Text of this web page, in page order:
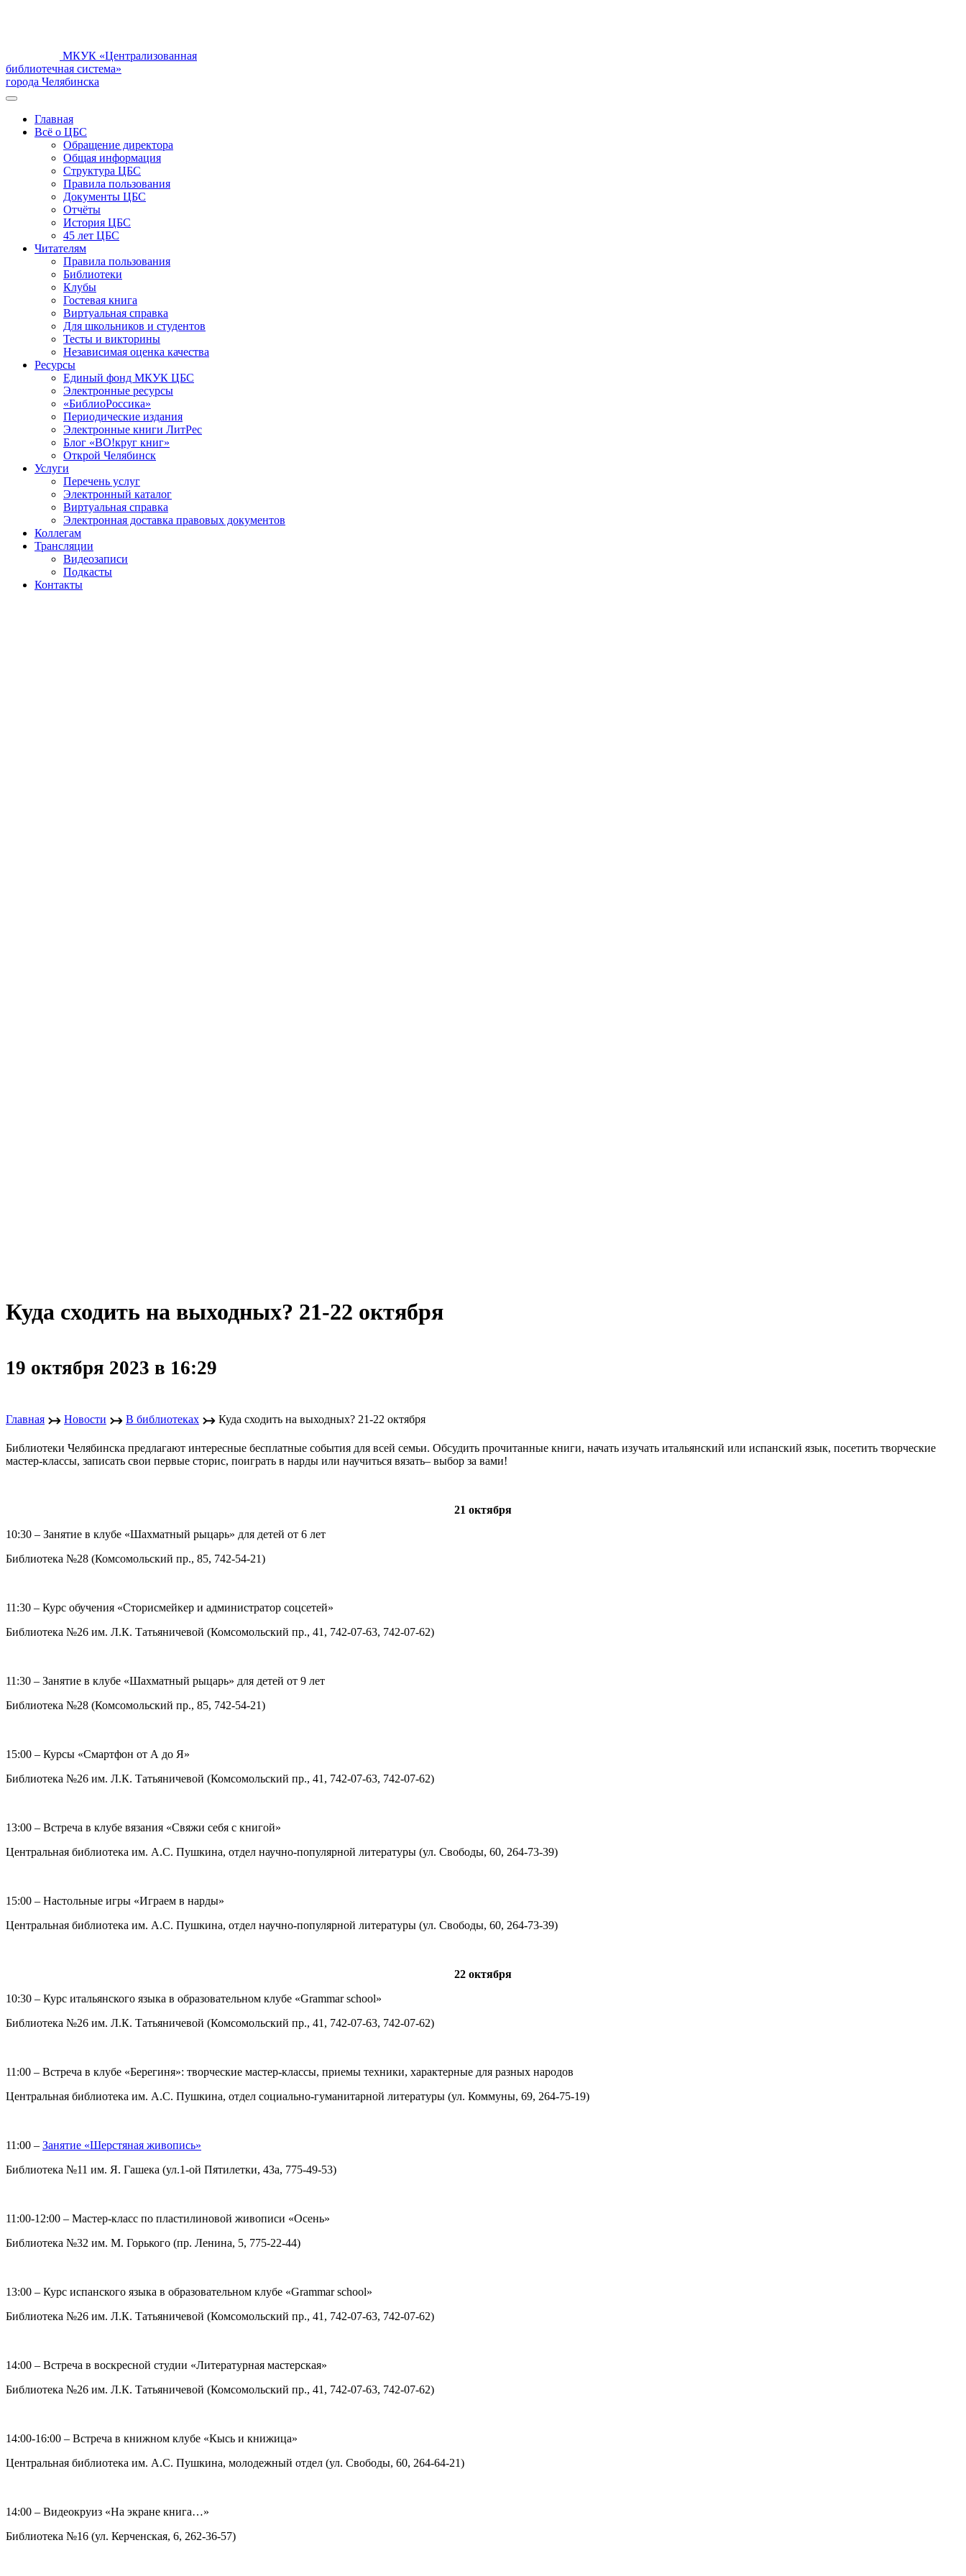
МКУК «Централизованная
библиотечная система»
города Челябинска
Главная
Всё о ЦБС
Обращение директора
Общая информация
Структура ЦБС
Правила пользования
Документы ЦБС
Отчёты
История ЦБС
45 лет ЦБС
Читателям
Правила пользования
Библиотеки
Клубы
Гостевая книга
Виртуальная справка
Для школьников и студентов
Тесты и викторины
Независимая оценка качества
Ресурсы
Единый фонд МКУК ЦБС
Электронные ресурсы
«БиблиоРоссика»
Периодические издания
Электронные книги ЛитРес
Блог «ВО!круг книг»
Открой Челябинск
Услуги
Перечень услуг
Электронный каталог
Виртуальная справка
Электронная доставка правовых документов
Коллегам
Трансляции
Видеозаписи
Подкасты
Контакты
Куда сходить на выходных? 21-22 октября
19 октября 2023 в 16:29
Главная ↣ Новости ↣ В библиотеках ↣ Куда сходить на выходных? 21-22 октября
Библиотеки Челябинска предлагают интересные бесплатные события для всей семьи. Обсудить прочитанные книги, начать изучать итальянский или испанский язык, посетить творческие
мастер-классы, записать свои первые сторис, поиграть в нарды или научиться вязать– выбор за вами!
21 октября
10:30 – Занятие в клубе «Шахматный рыцарь» для детей от 6 лет
Библиотека №28 (Комсомольский пр., 85, 742-54-21)
11:30 – Курс обучения «Сторисмейкер и администратор соцсетей»
Библиотека №26 им. Л.К. Татьяничевой (Комсомольский пр., 41, 742-07-63, 742-07-62)
11:30 – Занятие в клубе «Шахматный рыцарь» для детей от 9 лет
Библиотека №28 (Комсомольский пр., 85, 742-54-21)
15:00 – Курсы «Смартфон от А до Я»
Библиотека №26 им. Л.К. Татьяничевой (Комсомольский пр., 41, 742-07-63, 742-07-62)
13:00 – Встреча в клубе вязания «Свяжи себя с книгой»
Центральная библиотека им. А.С. Пушкина, отдел научно-популярной литературы (ул. Свободы, 60, 264-73-39)
15:00 – Настольные игры «Играем в нарды»
Центральная библиотека им. А.С. Пушкина, отдел научно-популярной литературы (ул. Свободы, 60, 264-73-39)
22 октября
10:30 – Курс итальянского языка в образовательном клубе «Grammar school»
Библиотека №26 им. Л.К. Татьяничевой (Комсомольский пр., 41, 742-07-63, 742-07-62)
11:00 – Встреча в клубе «Берегиня»: творческие мастер-классы, приемы техники, характерные для разных народов
Центральная библиотека им. А.С. Пушкина, отдел социально-гуманитарной литературы (ул. Коммуны, 69, 264-75-19)
11:00 – Занятие «Шерстяная живопись»
Библиотека №11 им. Я. Гашека (ул.1-ой Пятилетки, 43а, 775-49-53)
11:00-12:00 – Мастер-класс по пластилиновой живописи «Осень»
Библиотека №32 им. М. Горького (пр. Ленина, 5, 775-22-44)
13:00 – Курс испанского языка в образовательном клубе «Grammar school»
Библиотека №26 им. Л.К. Татьяничевой (Комсомольский пр., 41, 742-07-63, 742-07-62)
14:00 – Встреча в воскресной студии «Литературная мастерская»
Библиотека №26 им. Л.К. Татьяничевой (Комсомольский пр., 41, 742-07-63, 742-07-62)
14:00-16:00 – Встреча в книжном клубе «Кысь и книжица»
Центральная библиотека им. А.С. Пушкина, молодежный отдел (ул. Свободы, 60, 264-64-21)
14:00 – Видеокруиз «На экране книга…»
Библиотека №16 (ул. Керченская, 6, 262-36-57)